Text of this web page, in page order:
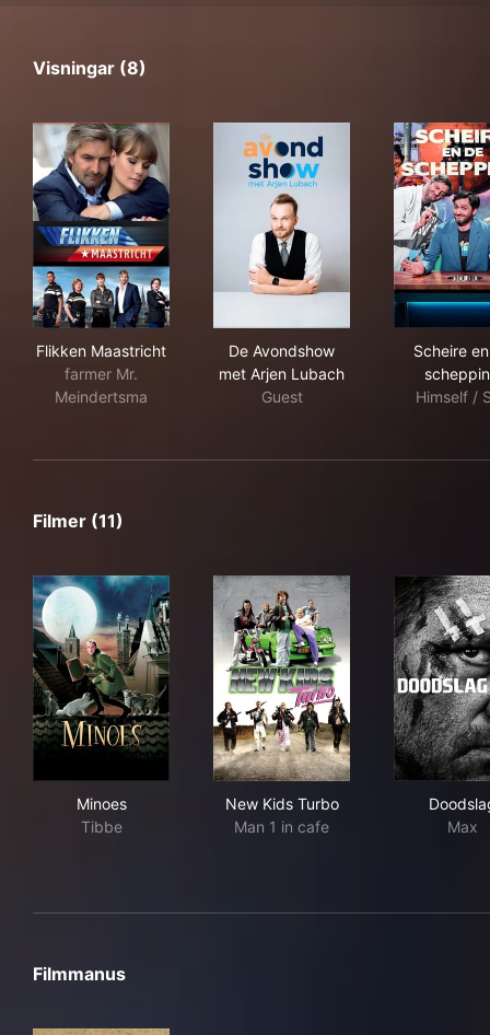
Visningar (8)
Flikken Maastricht
farmer Mr.
Meindertsma
De Avondshow
met Arjen Lubach
Guest
Scheire
Himself /
Filmer (11)
Minoes
Tibbe
New Kids Turbo
Man 1 in cafe
Max
Filmmanus